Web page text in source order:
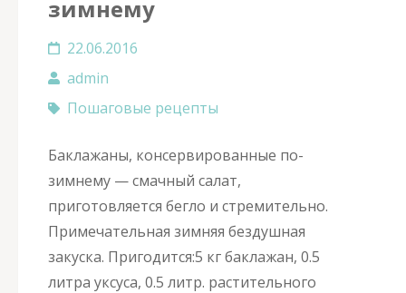
зимнему
22.06.2016
admin
Пошаговые рецепты
Баклажаны, консервированные по-
зимнему — смачный салат,
приготовляется бегло и стремительно.
Примечательная зимняя бездушная
закуска. Пригодится:5 кг баклажан, 0.5
литра уксуса, 0.5 литр. растительного